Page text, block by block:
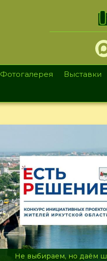
Фотогалерея Выставки
В огне не горит, в воде не